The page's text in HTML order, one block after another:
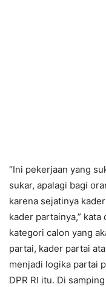
“Ini pekerjaan yang
sukar, apalagi bagi
karena sejatinya
kader partainya,”
kategori calon yang
partai, kader partai
menjadi logika partai
DPR RI itu. Di